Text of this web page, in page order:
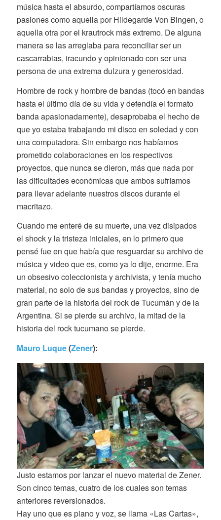
música hasta el absurdo, compartíamos oscuras
pasiones como aquella por Hildegarde Von Bingen, o
aquella otra por el krautrock más extremo. De alguna
manera se las arreglaba para reconciliar ser un
cascarrabias, iracundo y opinionado con ser una
persona de una extrema dulzura y generosidad.
Hombre de rock y hombre de bandas (tocó en bandas
hasta el último día de su vida y defendía el formato
banda apasionadamente), desaprobaba el hecho de
que yo estaba trabajando mi disco en soledad y con
una computadora. Sin embargo nos habíamos
prometido colaboraciones en los respectivos
proyectos, que nunca se dieron, más que nada por
las dificultades económicas que ambos sufríamos
para llevar adelante nuestros discos durante el
macritazo.
Cuando me enteré de su muerte, una vez disipados
el shock y la tristeza iniciales, en lo primero que
pensé fue en que había que resguardar su archivo de
música y video que es, como ya lo dije, enorme. Era
un obsesivo coleccionista y archivista, y tenía mucho
material, no solo de sus bandas y proyectos, sino de
gran parte de la historia del rock de Tucumán y de la
Argentina. Si se pierde su archivo, la mitad de la
historia del rock tucumano se pierde.
Mauro Luque(Zener):
Justo estamos por lanzar el nuevo material de Zener.
Son cinco temas, cuatro de los cuales son temas
anteriores reversionados.
Hay uno que es piano y voz, se llama «Las Cartas»,